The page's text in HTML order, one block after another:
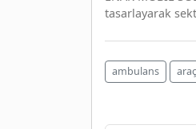
tasarlayarak
ambulans araç